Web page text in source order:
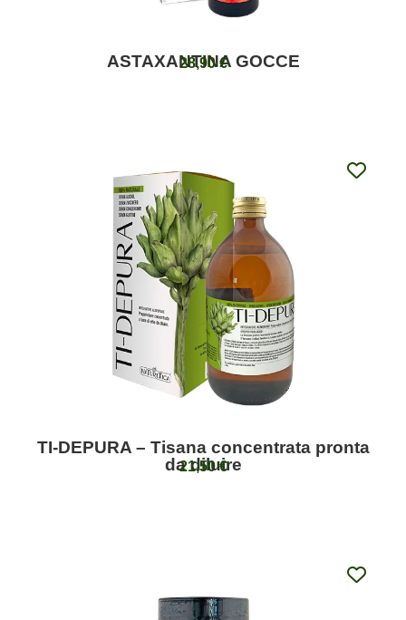
ASTAXANTINA GOCCE
28,90€
TI-DEPURA – Tisana concentrata pronta
da diluire
21,50€